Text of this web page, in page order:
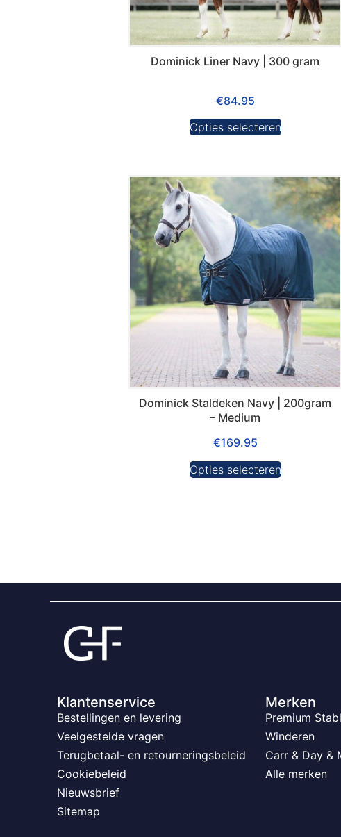
Dominick Liner Navy | 300 gram
€84.95
Opties selecteren
Dominick Staldeken Navy | 200gram
– Medium
€169.95
Opties selecteren
Klantenservice
Bestellingen en levering
Veelgestelde vragen
Terugbetaal- en retourneringsbeleid
Cookiebeleid
Nieuwsbrief
Sitemap
Merken
Premium
Winderen
Carr & Day &
Alle merken